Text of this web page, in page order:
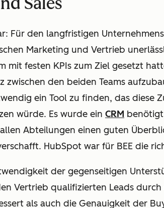
Für den langfristigen
Marketing und Vertrieb
mit festen KPIs zum Ziel gesetzt
zwischen den beiden Teams
ein Tool zu finden, das diese
würde. Es wurde ein CRM
Abteilungen einen guten
HubSpot war für BEE die
der gegenseitigen
Vertrieb qualifizierten Leads
als auch die Genauigkeit der